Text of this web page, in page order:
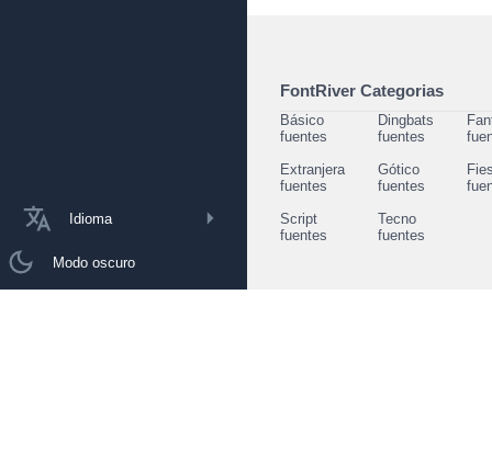
Idioma
Modo oscuro
FontRiver Categorias
Básico
fuentes
Dingbats
fuentes
Extranjera
fuentes
Gótico
fuentes
Script
fuentes
Tecno
fuentes